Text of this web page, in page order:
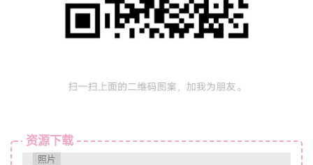
资源下载
照片